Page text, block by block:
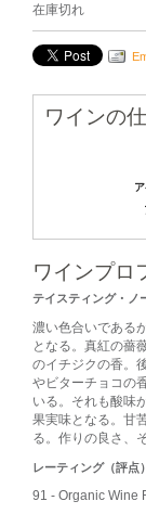
在庫切れ
ワインの
ワインプロ
テイスティング・ノ
濃い色合いである
となる。真紅の薔
のイチジクの香。
やビターチョコの
いる。それも酸味
果実味となる。甘
る。作りの良さ、
レーティング（評点）
91 - Organic Wine